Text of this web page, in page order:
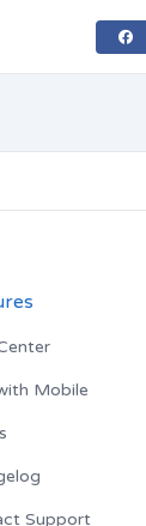
Mobile
Support